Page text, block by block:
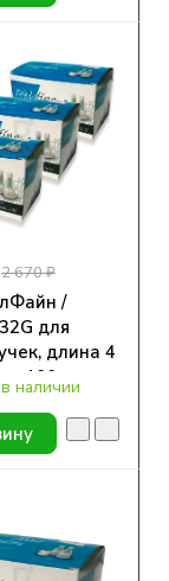
2 670 ₽
/
для
длина 4
100 шт.
наличии